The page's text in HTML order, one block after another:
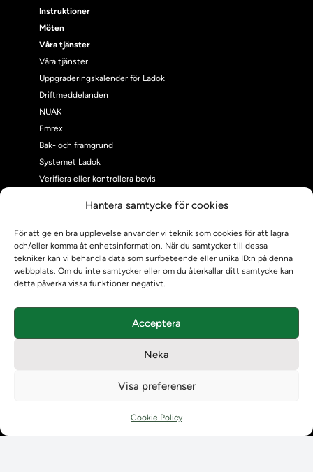
Hantera samtycke för cookies
För att ge en bra upplevelse använder vi teknik som cookies för att lagra
och/eller komma åt enhetsinformation. När du samtycker till dessa
tekniker kan vi behandla data som surfbeteende eller unika ID:n på denna
webbplats. Om du inte samtycker eller om du återkallar ditt samtycke kan
detta påverka vissa funktioner negativt.
Acceptera
Neka
Visa preferenser
Cookie Policy
Instruktioner
Möten
Våra tjänster
Våra tjänster
Uppgraderingskalender för Ladok
Driftmeddelanden
NUAK
Emrex
Bak- och framgrund
Systemet Ladok
Verifiera eller kontrollera bevis
Om oss
Om Ladokkonsortiet
Ladokkonsortiet internationellt
Vision, strategi och produktplan
Kontaktuppgifter för studenters Ladoksupport